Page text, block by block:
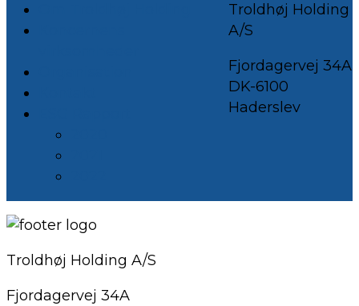
Troldhøj Holding
A/S
Fjordagervej 34A
DK-6100
Haderslev
Troldhøj Holding A/S
Fjordagervej 34A